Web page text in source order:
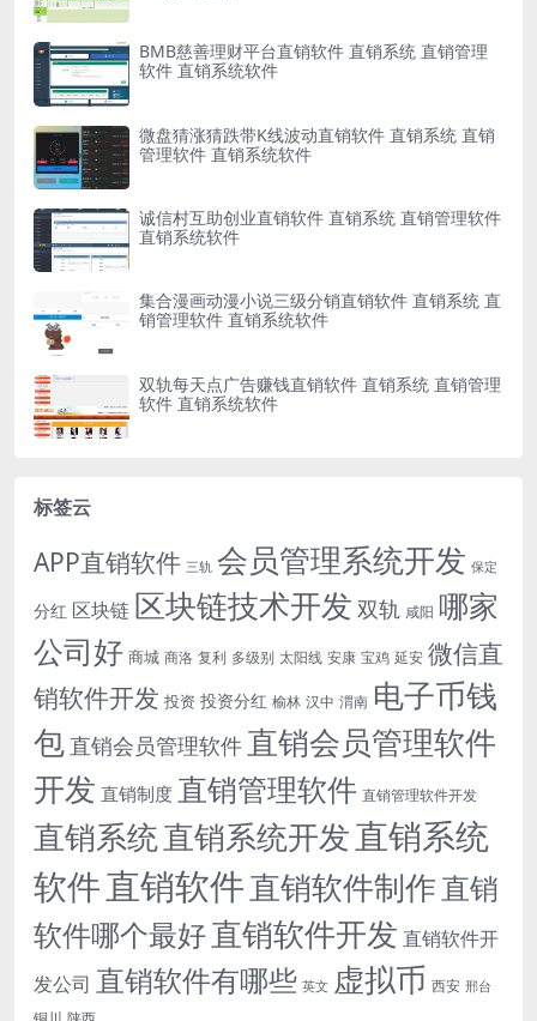
BMB慈善理财平台直销软件 直销系统 直销管理
软件 直销系统软件
微盘猜涨猜跌带K线波动直销软件 直销系统 直销
管理软件 直销系统软件
诚信村互助创业直销软件 直销系统 直销管理软件
直销系统软件
集合漫画动漫小说三级分销直销软件 直销系统 直
销管理软件 直销系统软件
双轨每天点广告赚钱直销软件 直销系统 直销管理
软件 直销系统软件
标签云
APP直销软件 三轨 会员管理系统开发 保定
分红 区块链 区块链技术开发 双轨 咸阳 哪家
公司好 商城 商洛 复利 多级别 太阳线 安康 宝鸡 延安 微信直
销软件开发 投资 投资分红 榆林 汉中 渭南 电子币钱
包 直销会员管理软件 直销会员管理软件
开发 直销制度 直销管理软件 直销管理软件开发
直销系统直销系统开发直销系统
软件直销软件直销软件制作直销
软件哪个最好直销软件开发 直销软件开
发公司 直销软件有哪些 英文 虚拟币 西安 邢台